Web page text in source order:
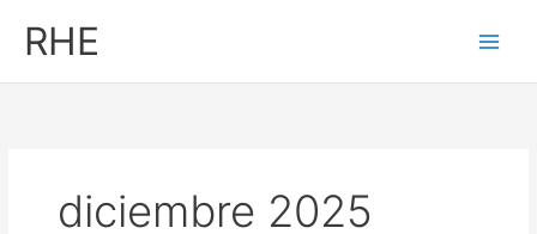
RHE
diciembre 2025